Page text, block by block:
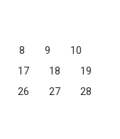
8 9
10
17 18
19
26 27
28